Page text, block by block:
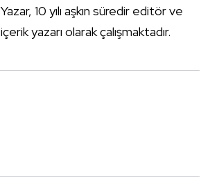
Yazar, 10 yılı aşkın süredir editör ve
içerik yazarı olarak çalışmaktadır.